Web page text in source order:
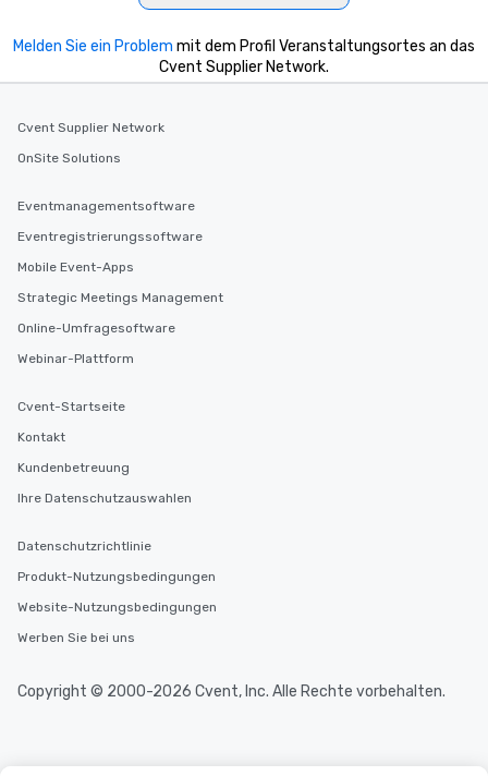
Melden Sie ein Problem mit dem Profil Veranstaltungsortes an das
Cvent Supplier Network.
Cvent Supplier Network
OnSite Solutions
Eventmanagementsoftware
Eventregistrierungssoftware
Mobile Event-Apps
Strategic Meetings Management
Online-Umfragesoftware
Webinar-Plattform
Cvent-Startseite
Kontakt
Kundenbetreuung
Ihre Datenschutzauswahlen
Datenschutzrichtlinie
Produkt-Nutzungsbedingungen
Website-Nutzungsbedingungen
Werben Sie bei uns
Copyright © 2000-2026 Cvent, Inc. Alle Rechte vorbehalten.